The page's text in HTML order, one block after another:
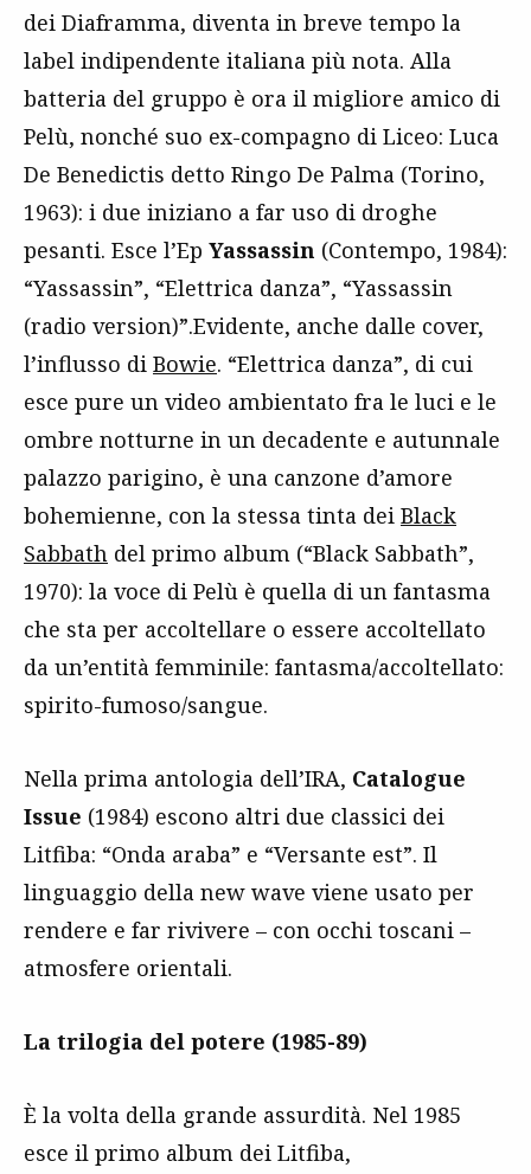
dei Diaframma, diventa in breve tempo la
label indipendente italiana più nota. Alla
batteria del gruppo è ora il migliore amico di
Pelù, nonché suo ex-compagno di Liceo: Luca
De Benedictis detto Ringo De Palma (Torino,
1963): i due iniziano a far uso di droghe
pesanti. Esce l’Ep Yassassin (Contempo, 1984):
“Yassassin”, “Elettrica danza”, “Yassassin
(radio version)”.Evidente, anche dalle cover,
l’influsso di Bowie. “Elettrica danza”, di cui
esce pure un video ambientato fra le luci e le
ombre notturne in un decadente e autunnale
palazzo parigino, è una canzone d’amore
bohemienne, con la stessa tinta dei Black
Sabbath del primo album (“Black Sabbath”,
1970): la voce di Pelù è quella di un fantasma
che sta per accoltellare o essere accoltellato
da un’entità femminile: fantasma/accoltellato:
spirito-fumoso/sangue.
Nella prima antologia dell’IRA, Catalogue
Issue (1984) escono altri due classici dei
Litfiba: “Onda araba” e “Versante est”. Il
linguaggio della new wave viene usato per
rendere e far rivivere – con occhi toscani –
atmosfere orientali.
La trilogia del potere (1985-89)
È la volta della grande assurdità. Nel 1985
esce il primo album dei Litfiba,